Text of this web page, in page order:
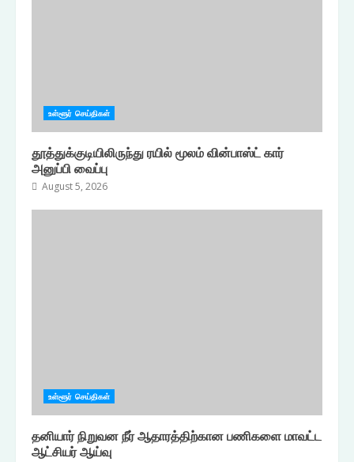
உள்ளூர் செய்திகள்
தூத்துக்குடியிலிருந்து ரயில் மூலம் வின்பாஸ்ட் கார்
அனுப்பி வைப்பு
August 5, 2026
உள்ளூர் செய்திகள்
தனியார் நிறுவன நீர் ஆதாரத்திற்கான பணிகளை மாவட்ட
ஆட்சியர் ஆய்வு